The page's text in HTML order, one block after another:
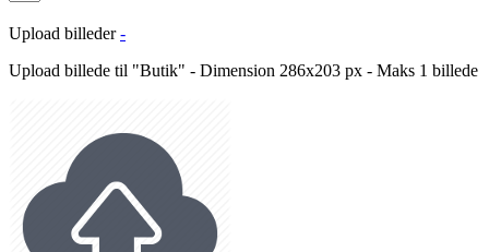
Upload billeder -
Upload billede til "Butik" - Dimension 286x203 px - Maks 1 billede